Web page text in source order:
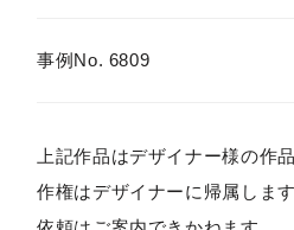
事例No. 6809
上記作品はデザイナー様の作
作権はデザイナーに帰属しま